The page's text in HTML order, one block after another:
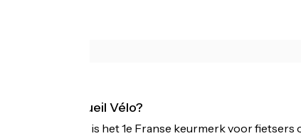
Wat is Accueil Vélo?
Accueil Vélo is het 1e Franse keurmerk voor fietsers